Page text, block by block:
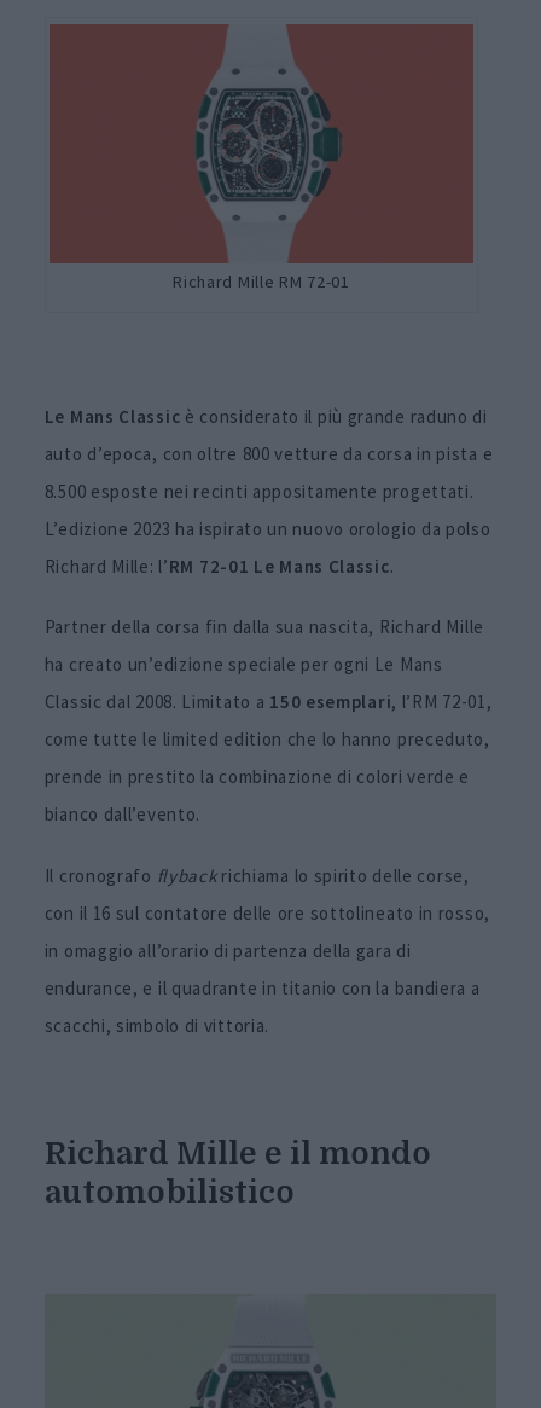
Richard Mille RM 72-01
Le Mans Classic è considerato il più grande raduno di
auto d’epoca, con oltre 800 vetture da corsa in pista e
8.500 esposte nei recinti appositamente progettati.
L’edizione 2023 ha ispirato un nuovo orologio da polso
Richard Mille: l’RM 72-01 Le Mans Classic.
Partner della corsa fin dalla sua nascita, Richard Mille
ha creato un’edizione speciale per ogni Le Mans
Classic dal 2008. Limitato a 150 esemplari, l’RM 72-01,
come tutte le limited edition che lo hanno preceduto,
prende in prestito la combinazione di colori verde e
bianco dall’evento.
Il cronografo flybackrichiama lo spirito delle corse,
con il 16 sul contatore delle ore sottolineato in rosso,
in omaggio all’orario di partenza della gara di
endurance, e il quadrante in titanio con la bandiera a
scacchi, simbolo di vittoria.
Richard Mille e il mondo
automobilistico